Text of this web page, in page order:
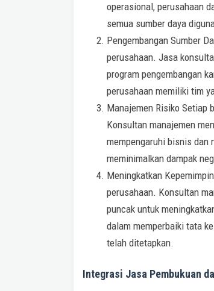
operasional, perusahaan
semua sumber daya
Pengembangan Sumber
perusahaan. Jasa
program pengembangan
perusahaan memiliki tim
Manajemen Risiko Setiap
Konsultan manajemen
mempengaruhi bisnis dan
meminimalkan dampak
Meningkatkan
perusahaan. Konsultan
puncak untuk
dalam memperbaiki tata
telah ditetapkan.
Integrasi Jasa Pembukuan